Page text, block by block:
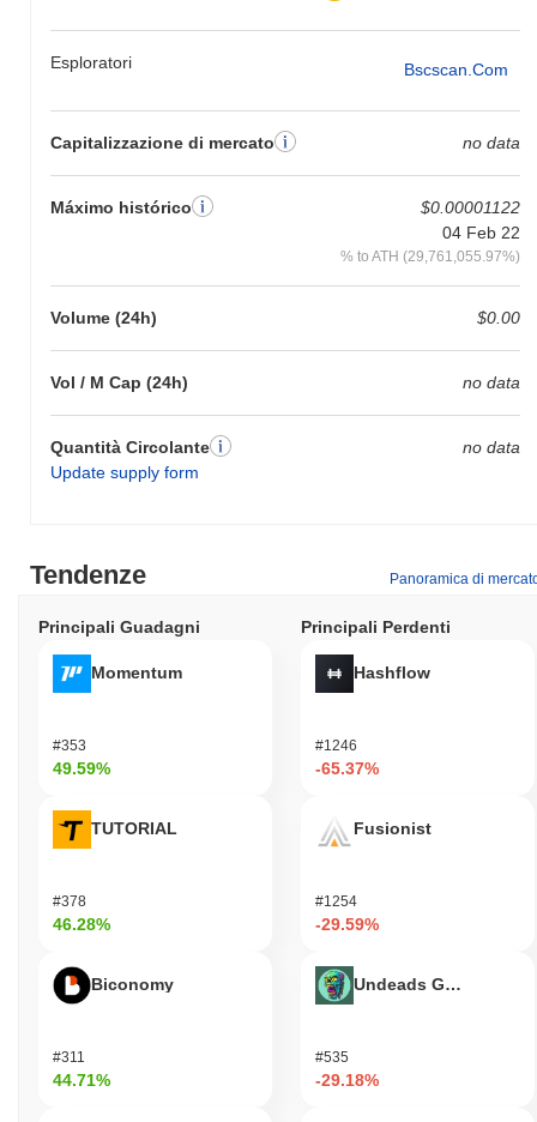
Esploratori Bscscan.com
Capitalizzazione di mercato no data
Máximo histórico
$0.00001122
04 Feb 22
% to ATH (29,761,055.97%)
Volume (24h) $0.00
Vol / M Cap (24h) no data
Quantità Circolante
Update supply form
no data
Tendenze Panoramica di
Principali Guadagni
Momentum
#353
49.59%
TUTORIAL
#378
46.28%
Biconomy
#311
44.71%
Principali Perdenti
Hashflow
#1246
-65.37%
Fusionist
#1254
-29.59%
Undeads Games
#535
-29.18%